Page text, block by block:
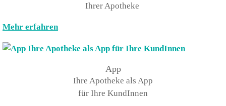
Ihrer Apotheke
Mehr erfahren
App
Ihre Apotheke als App
für Ihre KundInnen